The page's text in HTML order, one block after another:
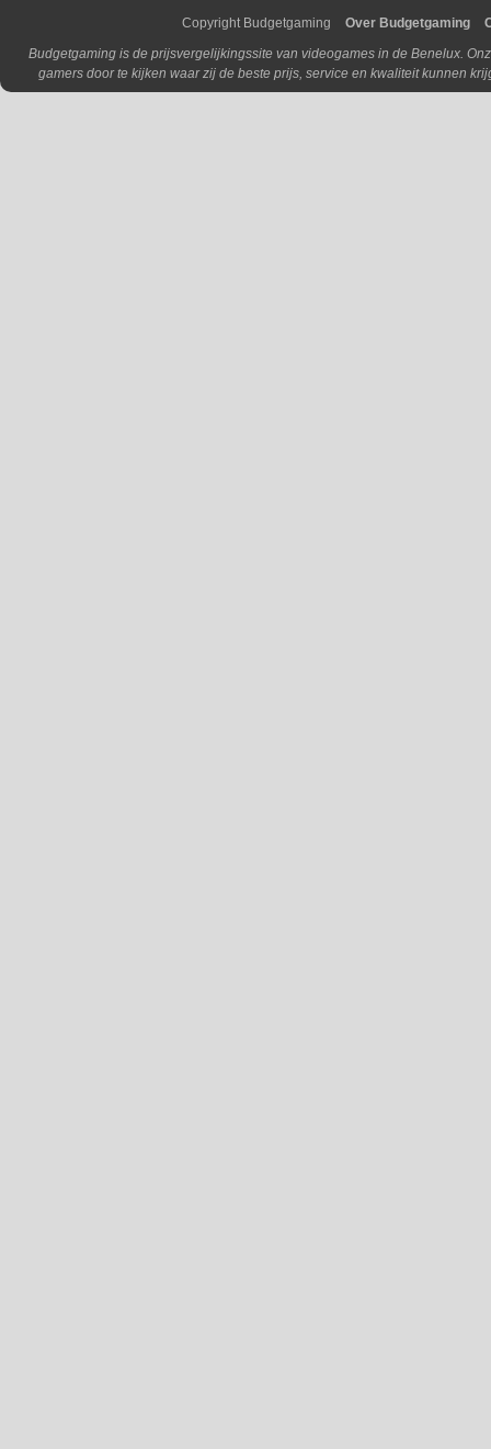
Copyright Budgetgaming Over Budgetgaming
Budgetgaming is de prijsvergelijkingssite van videogames in de Benelux.
gamers door te kijken waar zij de beste prijs, service en kwaliteit kunnen